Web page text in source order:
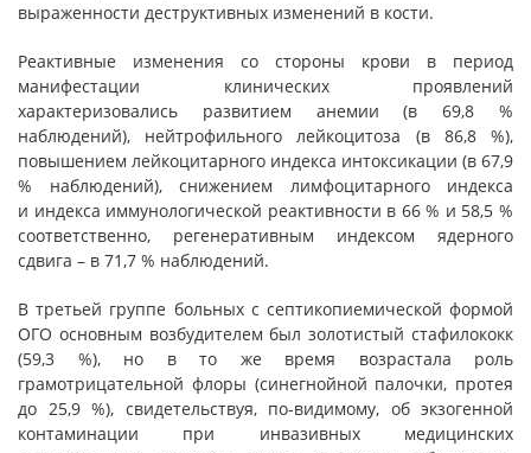
выраженности деструктивных изменений в кости.
Реактивные изменения со стороны крови в период
манифестации клинических проявлений
характеризовались развитием анемии (в 69,8 %
наблюдений), нейтрофильного лейкоцитоза (в 86,8 %),
повышением лейкоцитарного индекса интоксикации (в 67,9
% наблюдений), снижением лимфоцитарного индекса
и индекса иммунологической реактивности в 66 % и 58,5 %
соответственно, регенеративным индексом ядерного
сдвига – в 71,7 % наблюдений.
В третьей группе больных с септикопиемической формой
ОГО основным возбудителем был золотистый стафилококк
(59,3 %), но в то же время возрастала роль
грамотрицательной флоры (синегнойной палочки, протея
до 25,9 %), свидетельствуя, по-видимому, об экзогенной
контаминации при инвазивных медицинских